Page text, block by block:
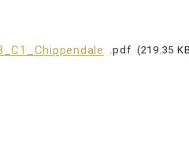
pdf 219.35